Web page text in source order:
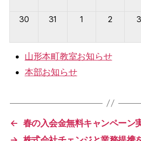
30 31 1 2 3
山形本町教室お知らせ
本部お知らせ
← 春の入会金無料キャンペーン